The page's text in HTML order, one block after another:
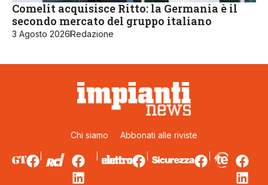
Comelit acquisisce Ritto: la Germania è il
secondo mercato del gruppo italiano
3 Agosto 2026Redazione
Chi siamo Abbonati alle riviste